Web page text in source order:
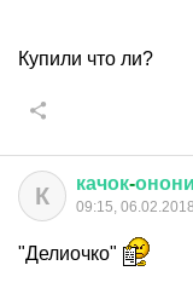
Купили что ли?
К качок-
09:15, 06.02.2018
"Делиочко"